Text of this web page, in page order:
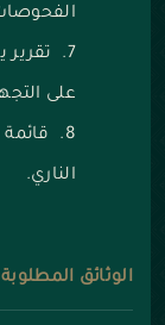
على
الناري.
الوثائق المطلوبة